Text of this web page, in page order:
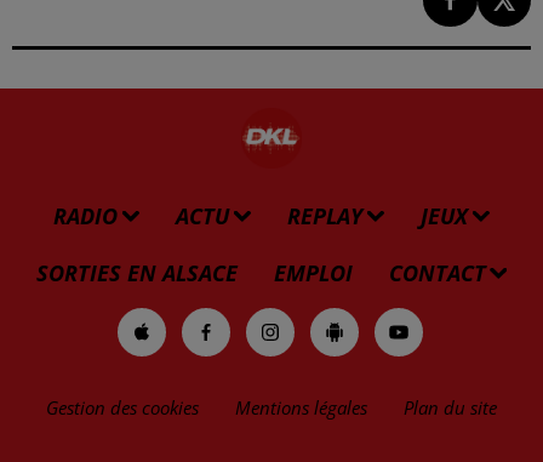
RADIO ACTU REPLAY
JEUX
SORTIES EN ALSACE
EMPLOI CONTACT
Gestion des cookies Mentions légales Plan du site